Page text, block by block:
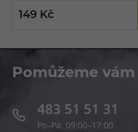
149 Kč
Pomůžeme
483 51 51 31
Po–Pá: 09:00–17:00